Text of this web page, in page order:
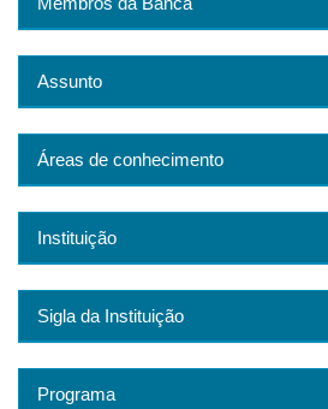
Assunto
Áreas de conhecimento
Instituição
Sigla da Instituição
Programa